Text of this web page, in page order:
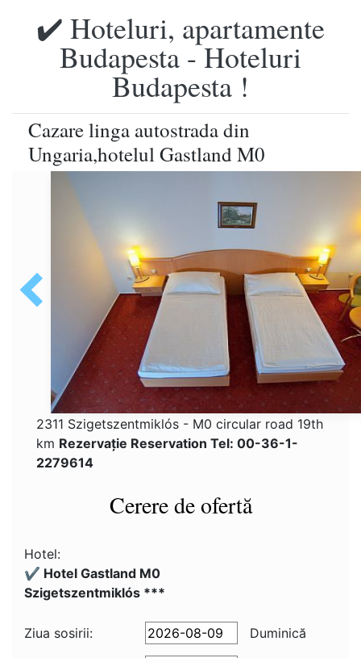
✔️ Hoteluri, apartamente
Budapesta - Hoteluri
Budapesta !
Cazare linga autostrada din
Ungaria,hotelul Gastland M0
2311 Szigetszentmiklós - M0 circular road 19th
km Rezervaţie Reservation Tel: 00-36-1-
2279614
Cerere de ofertă
Hotel:
✔️ Hotel Gastland M0
Szigetszentmiklós ***
Ziua sosirii: Duminică